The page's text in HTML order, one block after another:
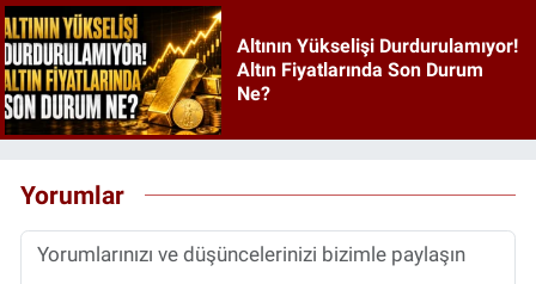
Altının Yükselişi Durdurulamıyor!
Altın Fiyatlarında Son Durum
Ne?
Yorumlar